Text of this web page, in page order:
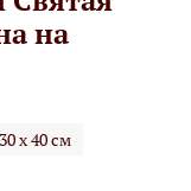
на
30 х 40 см